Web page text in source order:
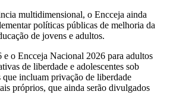
multidimensional, o Encceja ainda
políticas públicas de melhoria da
de jovens e adultos.
o Encceja Nacional 2026 para adultos
de liberdade e adolescentes sob
que incluam privação de liberdade
próprios, que ainda serão divulgados